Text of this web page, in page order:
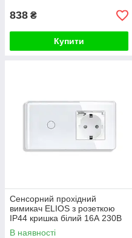
838 ₴
Купити
Сенсорний прохідний
вимикач ELIOS з розеткою
IP44 кришка білий 16А 230В
із заземленням шторки скло
В наявності